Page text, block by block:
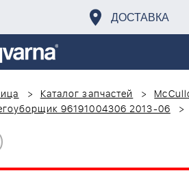
ДОСТАВКА
Каталог запчастей
96191004306 2013-06